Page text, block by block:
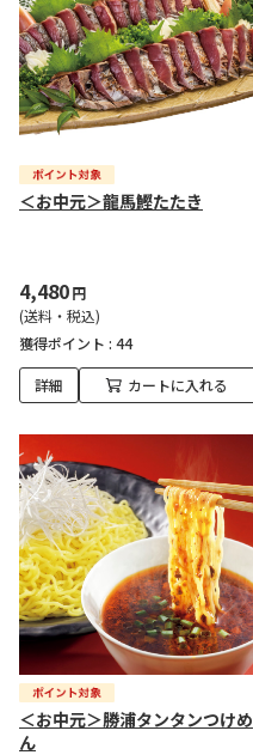
＜お中元＞龍馬鰹たたき
4,480円
(送料・税込)
獲得ポイント : 44
詳細 カートに入れる
＜お中元＞勝浦タンタンつけめ
ん